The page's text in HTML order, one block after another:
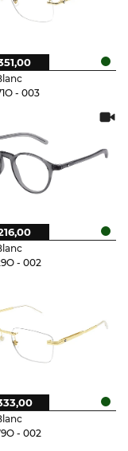
- 003
- 002
- 002